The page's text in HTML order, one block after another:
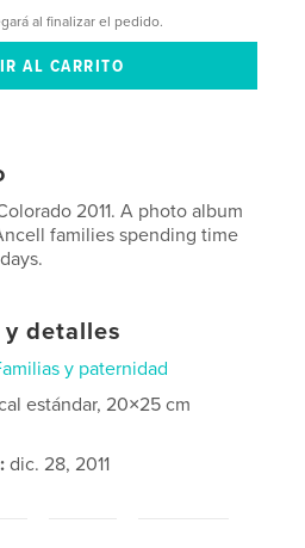
al finalizar el pedido.
2011. A photo album
families spending time
detalles
y paternidad
estándar, 20×25 cm
dic. 28, 2011